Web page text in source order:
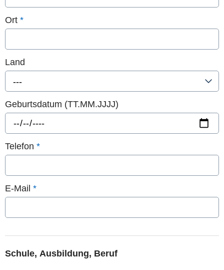
Ort *
Land
---
Geburtsdatum (TT.MM.JJJJ)
Telefon *
E-Mail *
Schule, Ausbildung, Beruf